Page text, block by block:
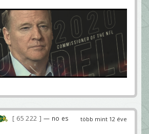
több mint 12 éve
65 222
— no es